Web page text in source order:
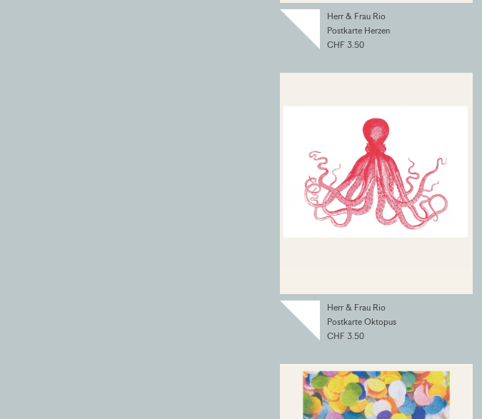
Herr & Frau Rio
Postkarte Herzen
CHF 3.50
Herr & Frau Rio
Postkarte Oktopus
CHF 3.50